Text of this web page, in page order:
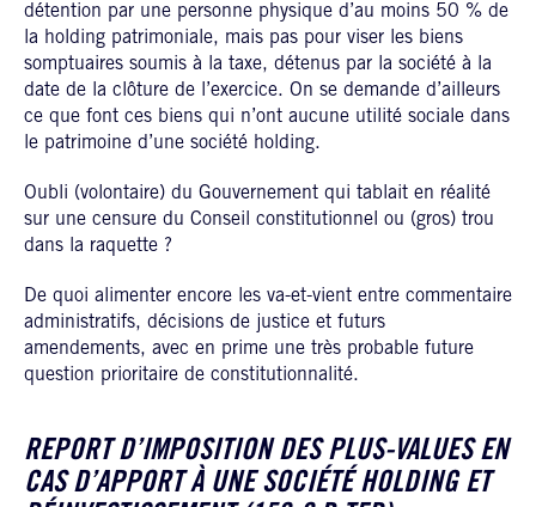
détention par une personne physique d’au moins 50 % de
la holding patrimoniale, mais pas pour viser les biens
somptuaires soumis à la taxe, détenus par la société à la
date de la clôture de l’exercice. On se demande d’ailleurs
ce que font ces biens qui n’ont aucune utilité sociale dans
le patrimoine d’une société holding.
Oubli (volontaire) du Gouvernement qui tablait en réalité
sur une censure du Conseil constitutionnel ou (gros) trou
dans la raquette ?
De quoi alimenter encore les va-et-vient entre commentaire
administratifs, décisions de justice et futurs
amendements, avec en prime une très probable future
question prioritaire de constitutionnalité.
REPORT D’IMPOSITION DES PLUS-VALUES EN
CAS D’APPORT À UNE SOCIÉTÉ HOLDING ET